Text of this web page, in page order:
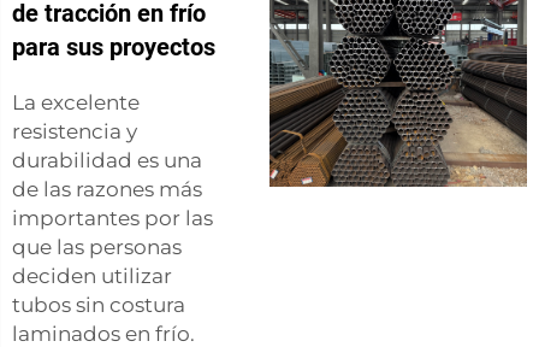
de tracción en frío
para sus proyectos
La excelente
resistencia y
durabilidad es una
de las razones más
importantes por las
que las personas
deciden utilizar
tubos sin costura
laminados en frío.